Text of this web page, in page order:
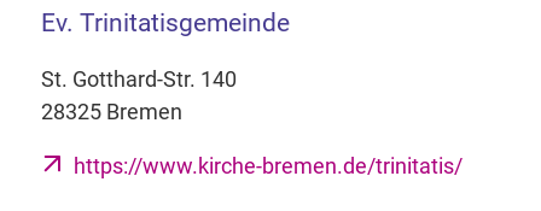
Ev. Trinitatisgemeinde
St. Gotthard-Str. 140
28325 Bremen
https://www.kirche-bremen.de/trinitatis/